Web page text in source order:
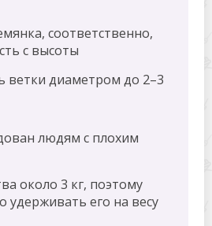
соответственно,
с высоты
ветки диаметром до 2–3
людям с плохим
около 3 кг, поэтому
удерживать его на весу